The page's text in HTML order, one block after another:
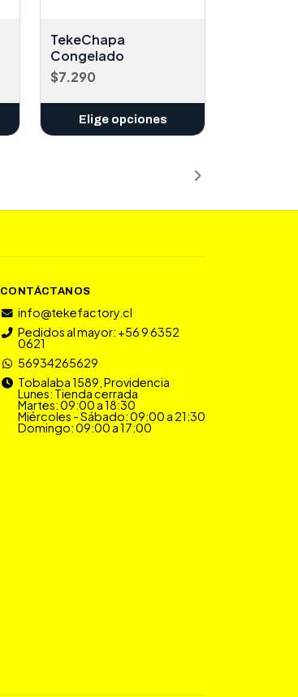
TekeChapa
Congelado
$7.290
Elige opciones
CONTÁCTANOS
info@tekefactory.cl
Pedidos al mayor: +56 9 6352
0621
56934265629
Tobalaba 1589, Providencia
Lunes: Tienda cerrada
Martes: 09:00 a 18:30
Miércoles - Sábado: 09:00 a 21:30
Domingo: 09:00 a 17:00